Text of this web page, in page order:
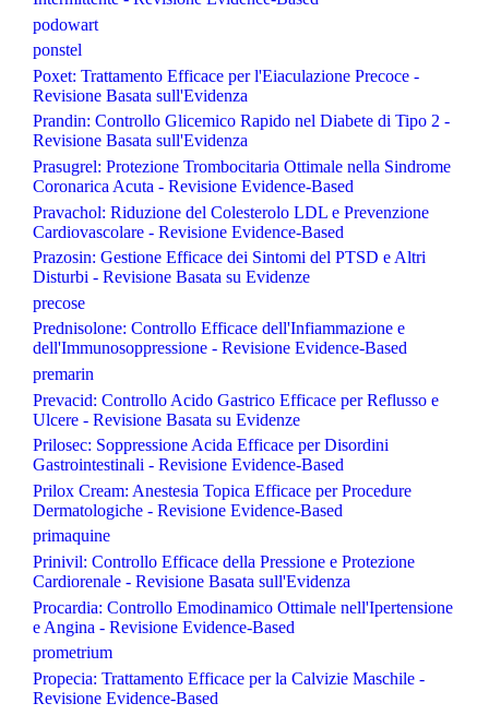
podowart
ponstel
Poxet: Trattamento Efficace per l'Eiaculazione Precoce -
Revisione Basata sull'Evidenza
Prandin: Controllo Glicemico Rapido nel Diabete di Tipo 2 -
Revisione Basata sull'Evidenza
Prasugrel: Protezione Trombocitaria Ottimale nella Sindrome
Coronarica Acuta - Revisione Evidence-Based
Pravachol: Riduzione del Colesterolo LDL e Prevenzione
Cardiovascolare - Revisione Evidence-Based
Prazosin: Gestione Efficace dei Sintomi del PTSD e Altri
Disturbi - Revisione Basata su Evidenze
precose
Prednisolone: Controllo Efficace dell'Infiammazione e
dell'Immunosoppressione - Revisione Evidence-Based
premarin
Prevacid: Controllo Acido Gastrico Efficace per Reflusso e
Ulcere - Revisione Basata su Evidenze
Prilosec: Soppressione Acida Efficace per Disordini
Gastrointestinali - Revisione Evidence-Based
Prilox Cream: Anestesia Topica Efficace per Procedure
Dermatologiche - Revisione Evidence-Based
primaquine
Prinivil: Controllo Efficace della Pressione e Protezione
Cardiorenale - Revisione Basata sull'Evidenza
Procardia: Controllo Emodinamico Ottimale nell'Ipertensione
e Angina - Revisione Evidence-Based
prometrium
Propecia: Trattamento Efficace per la Calvizie Maschile -
Revisione Evidence-Based